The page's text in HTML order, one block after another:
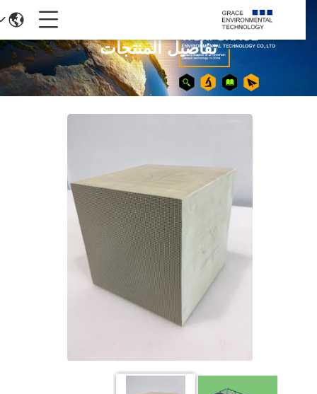
تفاصيل المنتجات